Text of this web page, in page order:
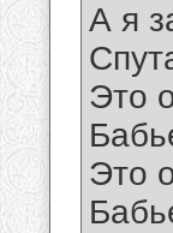
А я
Это
Это